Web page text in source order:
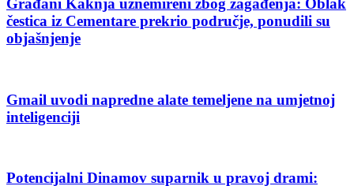
Građani Kaknja uznemireni zbog zagađenja: Oblak
čestica iz Cementare prekrio područje, ponudili su
objašnjenje
Gmail uvodi napredne alate temeljene na umjetnoj
inteligenciji
Potencijalni Dinamov suparnik u pravoj drami: